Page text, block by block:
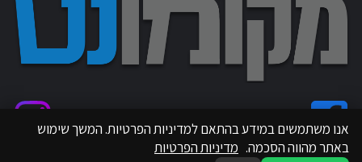
אנו משתמשים במידע בהתאם למדיניות הפרטיות. המשך שימוש
באתר מהווה הסכמה. מדיניות הפרטיות